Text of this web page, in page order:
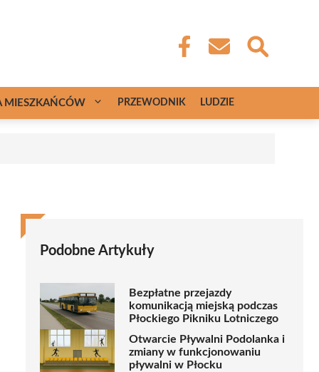
MIESZKAŃCÓW PRZEWODNIK LUDZIE
Podobne Artykuły
Bezpłatne przejazdy
komunikacją miejską podczas
Płockiego Pikniku Lotniczego
Otwarcie Pływalni Podolanka i
zmiany w funkcjonowaniu
pływalni w Płocku